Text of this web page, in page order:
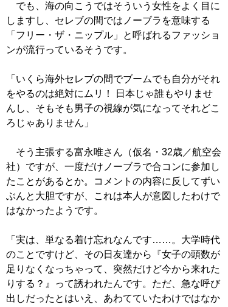
でも、海の向こうではそういう女性をよく目に
しますし、セレブの間ではノーブラを意味する
「フリー・ザ・ニップル」と呼ばれるファッショ
ンが流行っているそうです。
「いくら海外セレブの間でブームでも自分がそれ
をやるのは絶対にムリ！ 日本じゃ誰もやりませ
んし、そもそも男子の視線が気になってそれどこ
ろじゃありません」
そう主張する富永唯さん（仮名・32歳／航空会
社）ですが、一度だけノーブラで合コンに参加し
たことがあるとか。コメントの内容に反してずい
ぶんと大胆ですが、これは本人が意図したわけで
はなかったようです。
「実は、単なる着け忘れなんです……。大学時代
のことですけど、その日友達から『女子の頭数が
足りなくなっちゃって、突然だけど今から来れた
りする？』って誘われたんです。ただ、急な呼び
出しだったとはいえ、あわてていたわけではなか